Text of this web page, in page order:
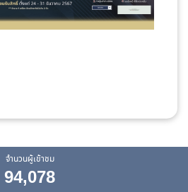
จำนวนผู้เข้าชม
94,078